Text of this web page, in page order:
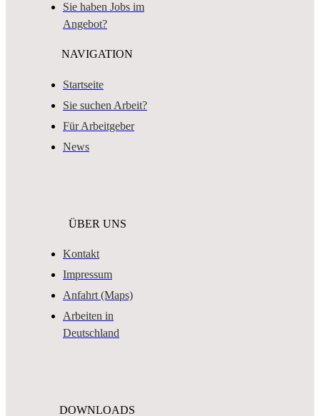
Sie haben Jobs im
Angebot?
NAVIGATION
Startseite
Sie suchen Arbeit?
Für Arbeitgeber
News
ÜBER UNS
Kontakt
Impressum
Anfahrt (Maps)
Arbeiten in
Deutschland
DOWNLOADS